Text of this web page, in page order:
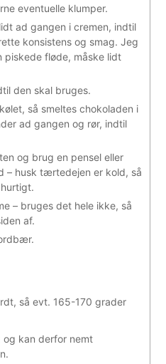
eventuelle klumper.
ad gangen i cremen, indtil
konsistens og smag. Jeg
fløde, måske lidt
den skal bruges.
så smeltes chokoladen i
ad gangen og rør, indtil
og brug en pensel eller
– husk tærtedejen er kold, så
– bruges det hele ikke, så
af.
så evt. 165-170 grader
kan derfor nemt